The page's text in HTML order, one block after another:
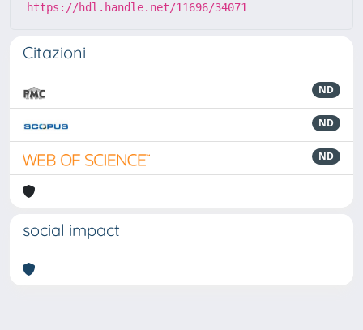
https://hdl.handle.net/11696/34071
Citazioni
ND
ND
ND
social impact